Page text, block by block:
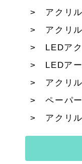
アクリ
アクリ
LEDア
LEDア
アクリ
ペーパ
アクリ